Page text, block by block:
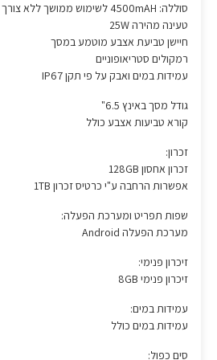
סוללה: 4500mAH לשימוש ממושך ללא צורך בטעינה
טעינה מהירה 25W
חיישן טביעת אצבע מוטמע במסך
רמקולים סטריאופוניים
עמידות במים ואבק על פי תקן IP67
גודל מסך באינץ 6.5"
קורא טביעות אצבע כולל
זכרון:
זכרון אחסון 128GB
אפשרות הרחבה ע"י כרטיס זכרון 1TB
שפות תפריט ומערכת הפעלה:
מערכת הפעלה Android
זיכרון פנימי:
זיכרון פנימי 8GB
עמידות במים:
עמידות במים כולל
סים כפול: